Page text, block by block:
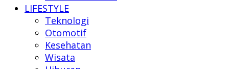
NewsLIFESTYLE
Teknologi
Otomotif
Kesehatan
Wisata